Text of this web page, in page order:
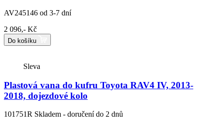
AV245146 od 3-7 dní
2 096,- Kč
Do košíku
Sleva
Plastová vana do kufru Toyota RAV4 IV, 2013-
2018, dojezdové kolo
101751R Skladem - doručení do 2 dnů